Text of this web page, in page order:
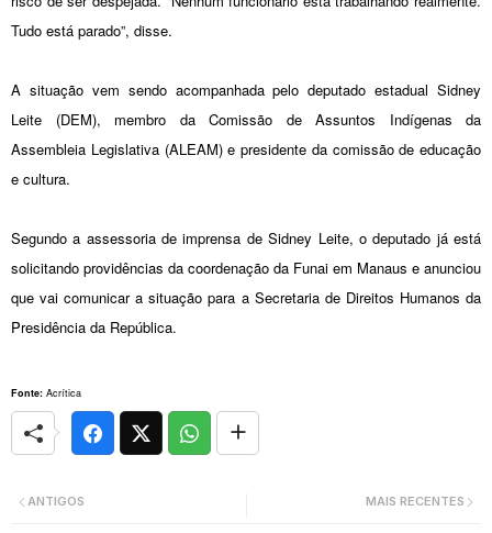
Tudo está parado”, disse.
A situação vem sendo acompanhada pelo deputado estadual Sidney
Leite (DEM), membro da Comissão de Assuntos Indígenas da
Assembleia Legislativa (ALEAM) e presidente da comissão de educação
e cultura.
Segundo a assessoria de imprensa de Sidney Leite, o deputado já está
solicitando providências da coordenação da Funai em Manaus e anunciou
que vai comunicar a situação para a Secretaria de Direitos Humanos da
Presidência da República.
Fonte: Acrítica
MAIS RECENTES
ANTIGOS